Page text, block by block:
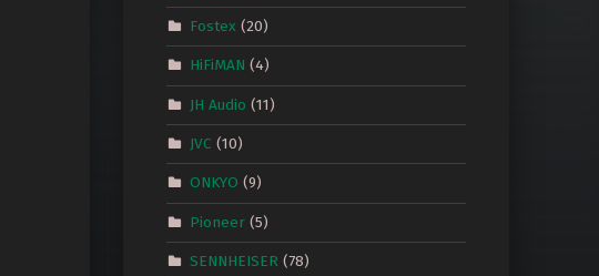
Fostex (20)
HiFiMAN (4)
JH Audio (11)
JVC (10)
ONKYO (9)
Pioneer(5)
SENNHEISER(78)